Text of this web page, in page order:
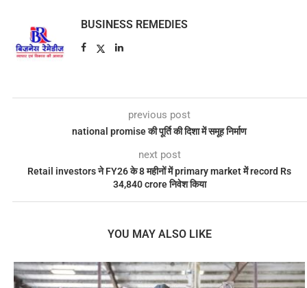
BUSINESS REMEDIES
previous post
national promise की पूर्ति की दिशा में समूह निर्माण
next post
Retail investors ने FY26 के 8 महीनों में primary market में record Rs
34,840 crore निवेश किया
YOU MAY ALSO LIKE